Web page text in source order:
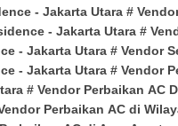
- Jakarta Utara #
- Jakarta Utara #
- Jakarta Utara # Vendor
- Jakarta Utara # Vendor
# Vendor Perbaikan AC
Perbaikan AC di